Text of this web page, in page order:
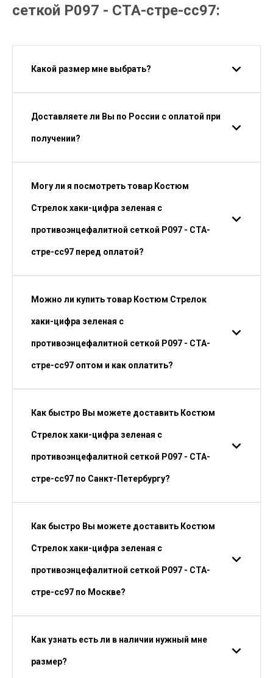
сеткой Р097 - СТА-стре-сс97:
Какой размер мне выбрать?
Доставляете ли Вы по России с оплатой при
получении?
Могу ли я посмотреть товар Костюм
Стрелок хаки-цифра зеленая с
противоэнцефалитной сеткой Р097 - СТА-
стре-сс97 перед оплатой?
Можно ли купить товар Костюм Стрелок
хаки-цифра зеленая с
противоэнцефалитной сеткой Р097 - СТА-
стре-сс97 оптом и как оплатить?
Как быстро Вы можете доставить Костюм
Стрелок хаки-цифра зеленая с
противоэнцефалитной сеткой Р097 - СТА-
стре-сс97 по Санкт-Петербургу?
Как быстро Вы можете доставить Костюм
Стрелок хаки-цифра зеленая с
противоэнцефалитной сеткой Р097 - СТА-
стре-сс97 по Москве?
Как узнать есть ли в наличии нужный мне
размер?